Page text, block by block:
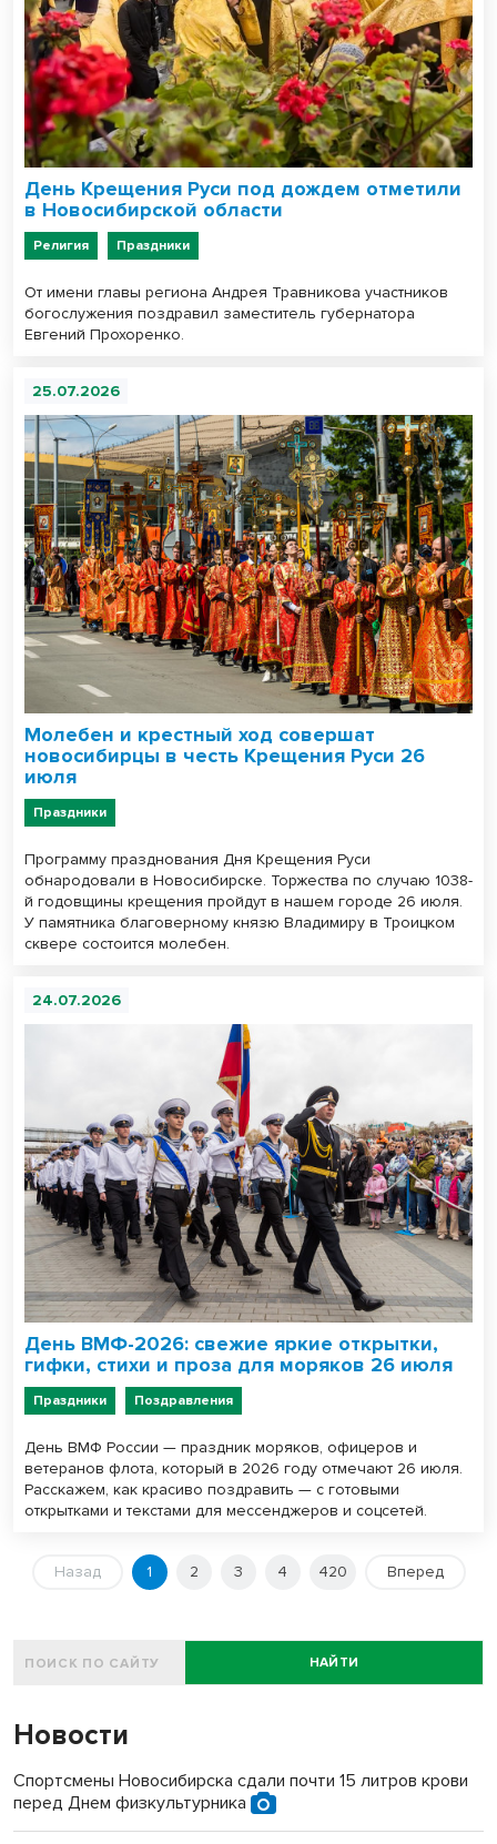
День Крещения Руси под дождем отметили
в Новосибирской области
Религия Праздники
От имени главы региона Андрея Травникова участников
богослужения поздравил заместитель губернатора
Евгений Прохоренко.
25.07.2026
Молебен и крестный ход совершат
новосибирцы в честь Крещения Руси 26
июля
Праздники
Программу празднования Дня Крещения Руси
обнародовали в Новосибирске. Торжества по случаю 1038-
й годовщины крещения пройдут в нашем городе 26 июля.
У памятника благоверному князю Владимиру в Троицком
сквере состоится молебен.
24.07.2026
День ВМФ-2026: свежие яркие открытки,
гифки, стихи и проза для моряков 26 июля
Праздники Поздравления
День ВМФ России — праздник моряков, офицеров и
ветеранов флота, который в 2026 году отмечают 26 июля.
Расскажем, как красиво поздравить — с готовыми
открытками и текстами для мессенджеров и соцсетей.
Назад 1 2 3 4 420 Вперед
НАЙТИ
Новости
Спортсмены Новосибирска сдали почти 15 литров крови
перед Днем физкультурника